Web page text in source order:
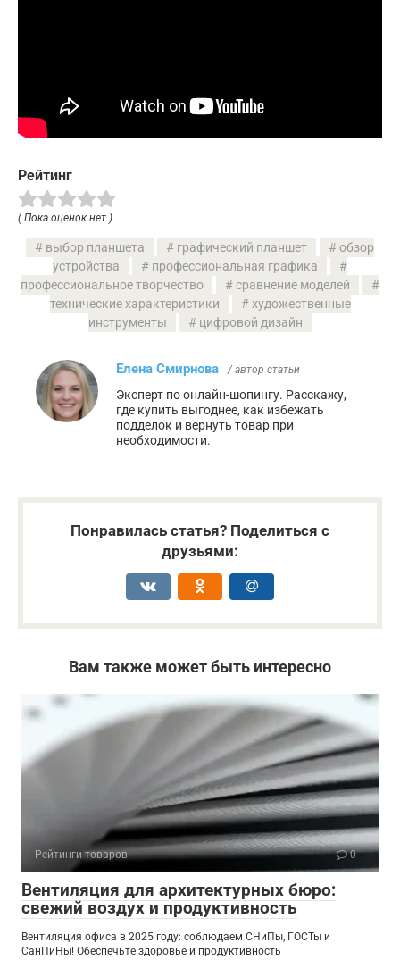
Рейтинг
( Пока оценок нет )
выбор планшета графический планшет
обзор
устройства
профессиональная графика
профессиональное творчество
сравнение моделей
технические характеристики
художественные
инструменты
цифровой дизайн
Елена Смирнова / автор статьи
Эксперт по онлайн-шопингу. Расскажу,
где купить выгоднее, как избежать
подделок и вернуть товар при
необходимости.
Понравилась статья? Поделиться с
друзьями:
Вам также может быть интересно
Рейтинги товаров 0
Вентиляция для архитектурных бюро:
свежий воздух и продуктивность
Вентиляция офиса в 2025 году: соблюдаем СНиПы, ГОСТы и
СанПиНы! Обеспечьте здоровье и продуктивность